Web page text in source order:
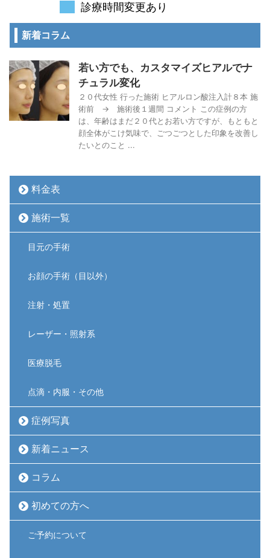
診療時間変更あり
新着コラム
若い方でも、カスタマイズヒアルでナ
チュラル変化
２０代女性 行った施術 ヒアルロン酸注入計８本 施
術前 → 施術後１週間 コメント この症例の方
は、年齢はまだ２０代とお若い方ですが、もともと
顔全体がこけ気味で、ごつごつとした印象を改善し
たいとのこと ...
料金表
施術一覧
目元の手術
お顔の手術（目以外）
注射・処置
レーザー・照射系
医療脱毛
点滴・内服・その他
症例写真
新着ニュース
コラム
初めての方へ
ご予約について